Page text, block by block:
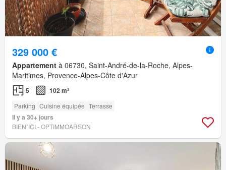
329 000 €
Appartement à 06730, Saint-André-de-la-Roche, Alpes-
Maritimes, Provence-Alpes-Côte d'Azur
5 102 m²
Parking Cuisine équipée Terrasse
Il y a 30+ jours
BIEN´ICI - OPTIMMOARSON